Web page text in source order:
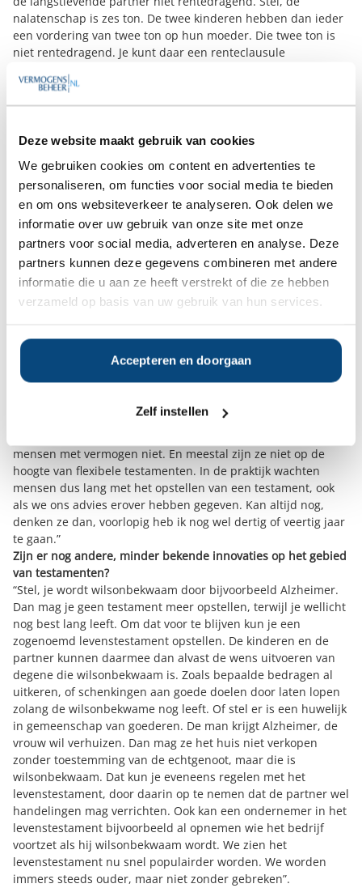
Deze website maakt gebruik van cookies
We gebruiken cookies om content en advertenties te
personaliseren, om functies voor social media te bieden
en om ons websiteverkeer te analyseren. Ook delen we
informatie over uw gebruik van onze site met onze
partners voor social media, adverteren en analyse. Deze
partners kunnen deze gegevens combineren met andere
informatie die u aan ze heeft verstrekt of die ze hebben
verzameld op basis van uw gebruik van hun services.
Accepteren en doorgaan
Zelf instellen
nalatenschap is zes ton. De twee kinderen hebben dan ieder
een vordering van twee ton op hun moeder. Die twee ton is
niet rentedragend. Je kunt daar een renteclausule
testament. Je kunt kiezen voor een flexibele renteclausule,
van maximaal 6%. Dan betalen de kinderen minder
afgetrokken van de nalatenschap. Dus is het vaak handig om
bepaal je pas bij het overlijden of je de renteclausule al dan
niet toepast. Je kunt er bijvoorbeeld ook voor kiezen om de
rente op 0% te laten staan, afhankelijk van wat op dat
moment fiscaal het voordeligst is. Flexibiliteit is ook hier het
kernbegrip, net als bij het keuzetestament.”
Kom je het vaak tegen dat mensen geen testament hebben?
mensen met vermogen niet. En meestal zijn ze niet op de
hoogte van flexibele testamenten. In de praktijk wachten
mensen dus lang met het opstellen van een testament, ook
als we ons advies erover hebben gegeven. Kan altijd nog,
denken ze dan, voorlopig heb ik nog wel dertig of veertig jaar
te gaan.”
Zijn er nog andere, minder bekende innovaties op het gebied
van testamenten?
“Stel, je wordt wilsonbekwaam door bijvoorbeeld Alzheimer.
Dan mag je geen testament meer opstellen, terwijl je wellicht
nog best lang leeft. Om dat voor te blijven kun je een
zogenoemd levenstestament opstellen. De kinderen en de
partner kunnen daarmee dan alvast de wens uitvoeren van
degene die wilsonbekwaam is. Zoals bepaalde bedragen al
uitkeren, of schenkingen aan goede doelen door laten lopen
zolang de wilsonbekwame nog leeft. Of stel er is een huwelijk
in gemeenschap van goederen. De man krijgt Alzheimer, de
vrouw wil verhuizen. Dan mag ze het huis niet verkopen
zonder toestemming van de echtgenoot, maar die is
wilsonbekwaam. Dat kun je eveneens regelen met het
levenstestament, door daarin op te nemen dat de partner wel
handelingen mag verrichten. Ook kan een ondernemer in het
levenstestament bijvoorbeeld al opnemen wie het bedrijf
voortzet als hij wilsonbekwaam wordt. We zien het
levenstestament nu snel populairder worden. We worden
immers steeds ouder, maar niet zonder gebreken”.